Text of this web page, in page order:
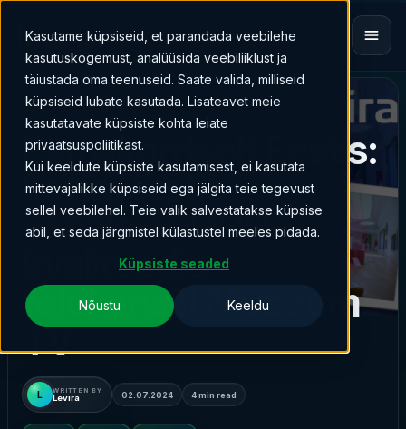
Kasutame küpsiseid, et parandada veebilehe
kasutuskogemust, analüüsida veebiliiklust ja
täiustada oma teenuseid. Saate valida, milliseid
küpsiseid lubate kasutada. Lisateavet meie
kasutatavate küpsiste kohta leiate
privaatsuspoliitikast.
Kui keeldute küpsiste kasutamisest, ei kasutata
mittevajalikke küpsiseid ega jälgita teie tegevust
sellel veebilehel. Teie valik salvestatakse küpsise
abil, et seda järgmistel külastustel meeles pidada.
Küpsiste seaded
Nõustu Keeldu
UUDISED
Esmakordselt Eestis:
Levira testib
vabalevis UHD-
kvaliteedis
telekanalit Museum
TV
L WRITTEN BY
Levira 02.07.2024 4 min read